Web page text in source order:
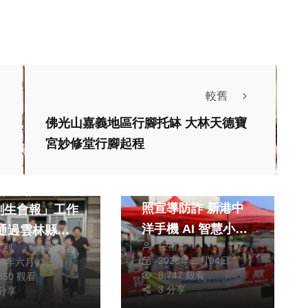
較舊
佛光山嘉義地區行腳托缽 大林天德寶
宮妙修堂行腳起程
生會報」工作
過雲林縣斗
土庫鎮「地方
」計畫 共獲
補助！
利
年六月01日
觀看
享
照宣導防詐 新港中
洋手機 AI 智慧小幫
手講座
任禮清
2026年二月04日
8,747 觀看
3 分享
綜合新聞
文教
社會 綜合新聞
健康 文教